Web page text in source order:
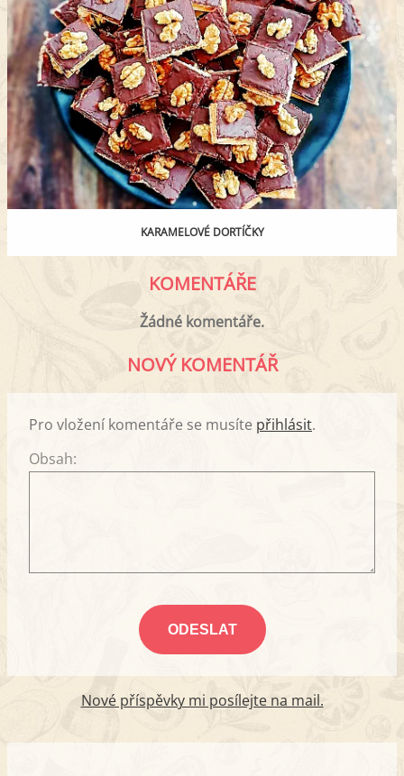
KARAMELOVÉ DORTÍČKY
KOMENTÁŘE
Žádné komentáře.
NOVÝ KOMENTÁŘ
Pro vložení komentáře se musíte přihlásit.
Obsah:
Nové příspěvky mi posílejte na mail.